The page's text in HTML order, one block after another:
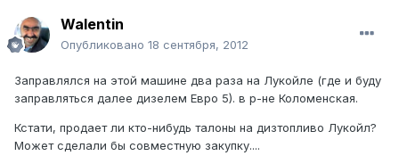
Walentin
Опубликовано 18 сентября, 2012
Заправлялся на этой машине два раза на Лукойле (где и буду
заправляться далее дизелем Евро 5). в р-не Коломенская.
Кстати, продает ли кто-нибудь талоны на дизтопливо Лукойл?
Может сделали бы совместную закупку....